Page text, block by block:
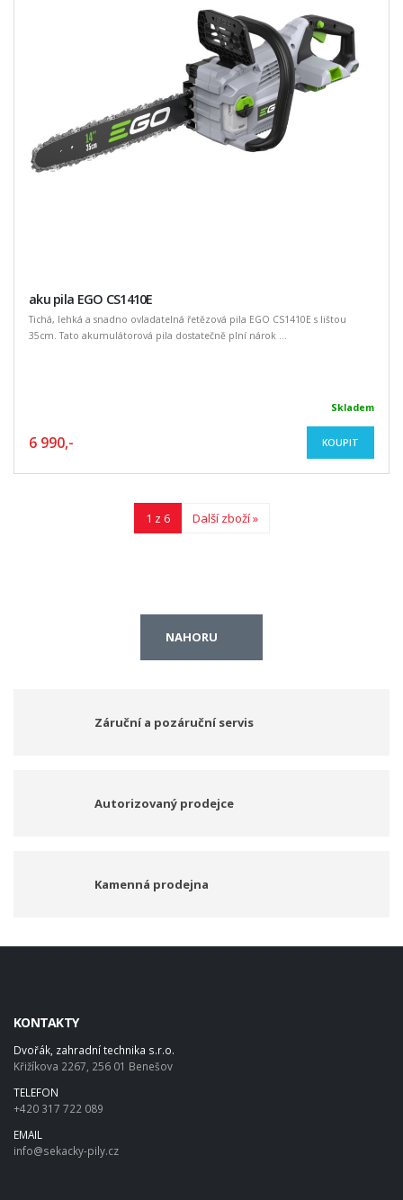
aku pila EGO CS1410E
Tichá, lehká a snadno ovladatelná řetězová pila EGO CS1410E s lištou
35cm. Tato akumulátorová pila dostatečně plní nárok ...
Skladem
6 990,- KOUPIT
1 z 6 Další zboží »
NAHORU
Záruční a pozáruční servis
Autorizovaný prodejce
Kamenná prodejna
KONTAKTY
Dvořák, zahradní technika s.r.o.
Křižíkova 2267, 256 01 Benešov
TELEFON
+420 317 722 089
EMAIL
info@sekacky-pily.cz